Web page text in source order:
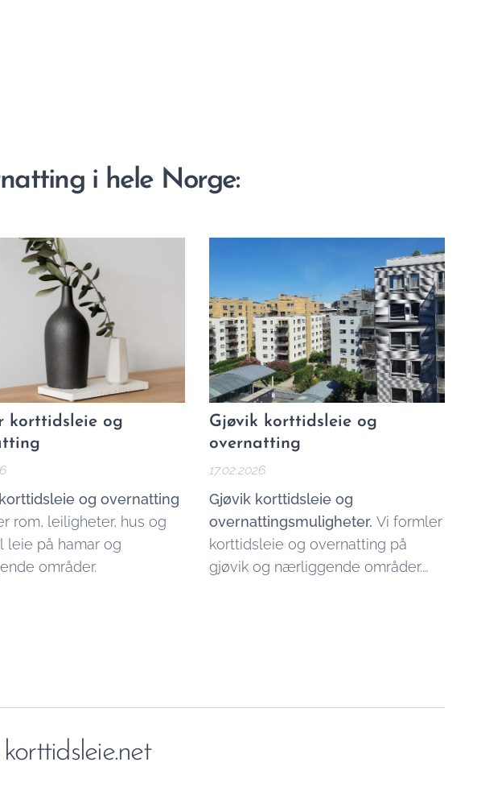
i hele Norge:
korttidsleie og
og overnatting
rom, leiligheter, hus og
leie på hamar og
områder.
Gjøvik korttidsleie og
overnatting
17.02.2026
Gjøvik korttidsleie og
overnattingsmuligheter. Vi formler
korttidsleie og overnatting på
gjøvik og nærliggende områder.